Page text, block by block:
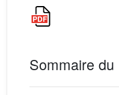
Sommaire du